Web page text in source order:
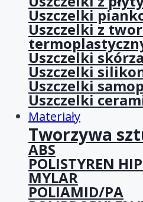
Uszczelki
Uszczelki z
Uszczelki
Uszczelki
Uszczelki
Uszczelki
Materiały
Tworzywa
ABS
POLISTYREN
MYLAR
POLIAMID/PA